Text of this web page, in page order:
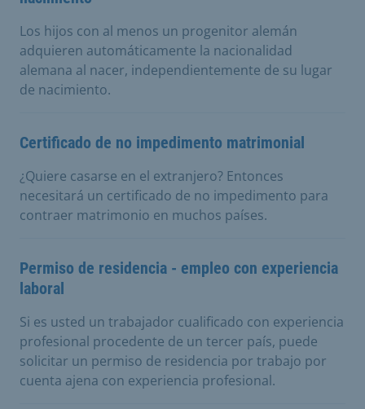
Los hijos con al menos un progenitor alemán
adquieren automáticamente la nacionalidad
alemana al nacer, independientemente de su lugar
de nacimiento.
Certificado de no impedimento matrimonial
¿Quiere casarse en el extranjero? Entonces
necesitará un certificado de no impedimento para
contraer matrimonio en muchos países.
Permiso de residencia - empleo con experiencia
laboral
Si es usted un trabajador cualificado con experiencia
profesional procedente de un tercer país, puede
solicitar un permiso de residencia por trabajo por
cuenta ajena con experiencia profesional.